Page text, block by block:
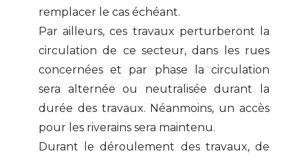
remplacer le cas échéant.
Par ailleurs, ces travaux perturberont la
circulation de ce secteur, dans les rues
concernées et par phase la circulation
sera alternée ou neutralisée durant la
durée des travaux. Néanmoins, un accès
pour les riverains sera maintenu.
Durant le déroulement des travaux, de